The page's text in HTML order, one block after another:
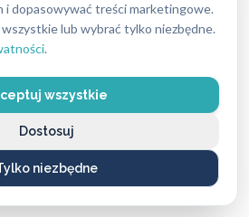
i dopasowywać treści marketingowe.
lub wybrać tylko niezbędne.
.
wszystkie
niezbędne
Dostosuj
próbie włamania:po takich
wydarzeniach, wymiana
świadczymy szybką i
zapewniając fachową
Gdyni.